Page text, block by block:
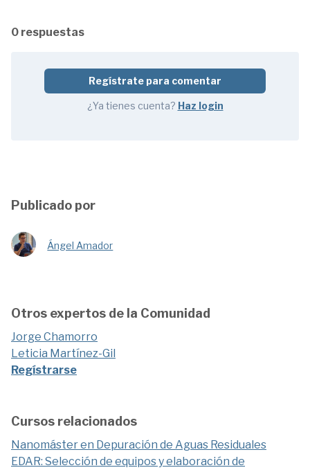
0 respuestas
Regístrate para comentar
¿Ya tienes cuenta? Haz login
Publicado por
Ángel Amador
Otros expertos de la Comunidad
Jorge Chamorro
Leticia Martínez-Gil
Regístrarse
Cursos relacionados
Nanomáster en Depuración de Aguas Residuales
EDAR: Selección de equipos y elaboración de